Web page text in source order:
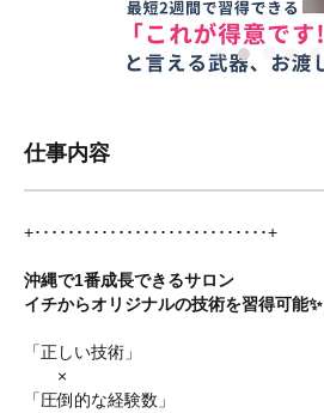
仕事内容
+････････････････････････････+
沖縄で1番成長できるサロン
イチからオリジナルの技術を習得可能✨
「正しい技術」
×
「圧倒的な経験数」